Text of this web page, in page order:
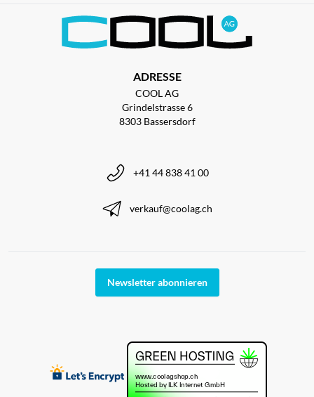
ADRESSE
COOL AG
Grindelstrasse 6
8303 Bassersdorf
+41 44 838 41 00
verkauf@coolag.ch
Newsletter abonnieren